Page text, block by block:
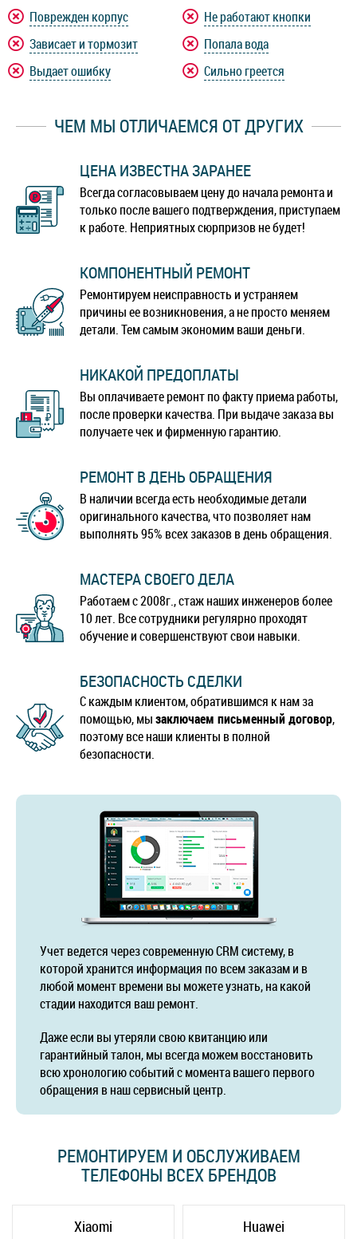
Realme X2 Pro
Realme X3 Realme X3 SuperZoom
Realme X50 Pro Realme X7
Realme XT
Поврежден корпус
Зависает и тормозит
Выдает ошибку
Не работают кнопки
Попала вода
Сильно греется
ЧЕМ МЫ ОТЛИЧАЕМСЯ ОТ ДРУГИХ
ЦЕНА ИЗВЕСТНА ЗАРАНЕЕ
Всегда согласовываем цену до начала ремонта и
только после вашего подтверждения, приступаем
к работе. Неприятных сюрпризов не будет!
КОМПОНЕНТНЫЙ РЕМОНТ
Ремонтируем неисправность и устраняем
причины ее возникновения, а не просто меняем
детали. Тем самым экономим ваши деньги.
НИКАКОЙ ПРЕДОПЛАТЫ
Вы оплачиваете ремонт по факту приема работы,
после проверки качества. При выдаче заказа вы
получаете чек и фирменную гарантию.
РЕМОНТ В ДЕНЬ ОБРАЩЕНИЯ
В наличии всегда есть необходимые детали
оригинального качества, что позволяет нам
выполнять 95% всех заказов в день обращения.
МАСТЕРА СВОЕГО ДЕЛА
Работаем с 2008г., стаж наших инженеров более
10 лет. Все сотрудники регулярно проходят
обучение и совершенствуют свои навыки.
БЕЗОПАСНОСТЬ СДЕЛКИ
С каждым клиентом, обратившимся к нам за
помощью, мызаключаем письменный договор,
поэтому все наши клиенты в полной
безопасности.
Учет ведется через современную CRM систему, в
которой хранится информация по всем заказам и в
любой момент времени вы можете узнать, на какой
стадии находится ваш ремонт.
Даже если вы утеряли свою квитанцию или
гарантийный талон, мы всегда можем восстановить
всю хронологию событий с момента вашего первого
обращения в наш сервисный центр.
РЕМОНТИРУЕМ И ОБСЛУЖИВАЕМ
ТЕЛЕФОНЫ ВСЕХ БРЕНДОВ
Xiaomi Huawei